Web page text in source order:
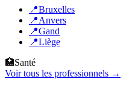
📍Bruxelles
📍Anvers
📍Gand
📍Liège
🏥Santé
Voir tous les professionnels →